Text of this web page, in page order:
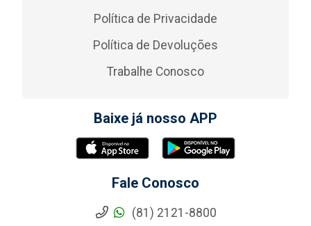
Política de Privacidade
Política de Devoluções
Trabalhe Conosco
Baixe já nosso APP
Fale Conosco
(81) 2121-8800